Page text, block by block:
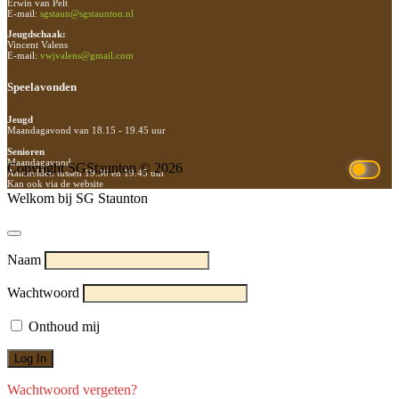
Erwin van Pelt
E-mail: sgstaun@sgstaunton.nl
Jeugdschaak:
Vincent Valens
E-mail: vwjvalens@gmail.com
Speelavonden
Jeugd
Maandagavond van 18.15 - 19.45 uur
Senioren
Maandagavond
Aanmelden tussen 19.30 en 19.45 uur
Kan ook via de website
Copyright SGStaunton © 2026
Welkom bij SG Staunton
Naam
Wachtwoord
Onthoud mij
Wachtwoord vergeten?